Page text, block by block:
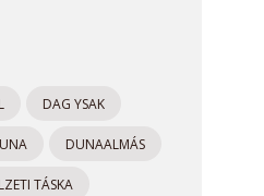
DAG YSAK
DUNAALMÁS
TÁSKA